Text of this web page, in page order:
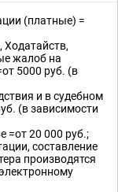
(платные) =
Ходатайств,
жалоб на
5000 руб. (в
и в судебном
(в зависимости
=от 20 000 руб.;
составление
производятся